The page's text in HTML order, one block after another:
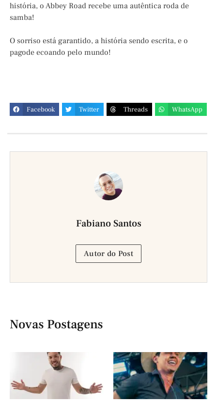
história, o Abbey Road recebe uma autêntica roda de
samba!
O sorriso está garantido, a história sendo escrita, e o
pagode ecoando pelo mundo!
Facebook Twitter Threads WhatsApp
Fabiano Santos
Autor do Post
Novas Postagens